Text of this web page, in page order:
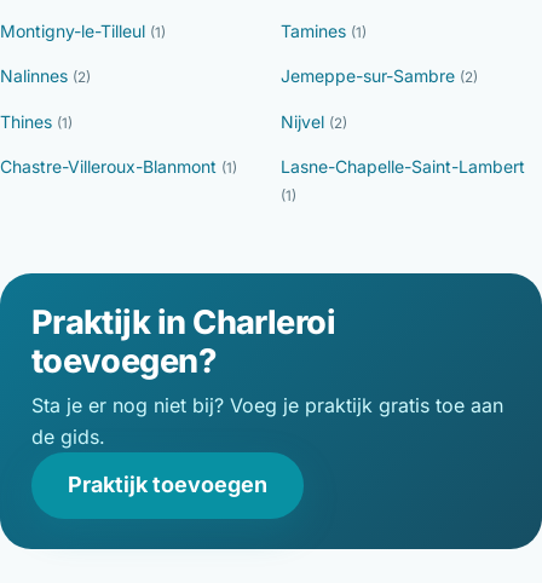
Montigny-le-Tilleul (1) Tamines (1)
Nalinnes (2) Jemeppe-sur-Sambre (2)
Thines (1) Nijvel (2)
Chastre-Villeroux-Blanmont (1) Lasne-Chapelle-Saint-Lambert
(1)
Praktijk in Charleroi
toevoegen?
Sta je er nog niet bij? Voeg je praktijk gratis toe aan
de gids.
Praktijk toevoegen